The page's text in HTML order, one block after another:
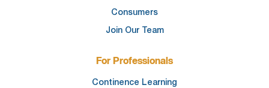
Consumers
Join Our Team
For Professionals
Continence Learning